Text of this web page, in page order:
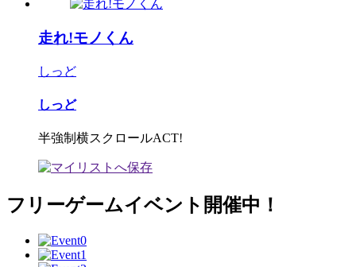
走れ!モノくん
しっど
しっど
半強制横スクロールACT!
フリーゲームイベント開催中！